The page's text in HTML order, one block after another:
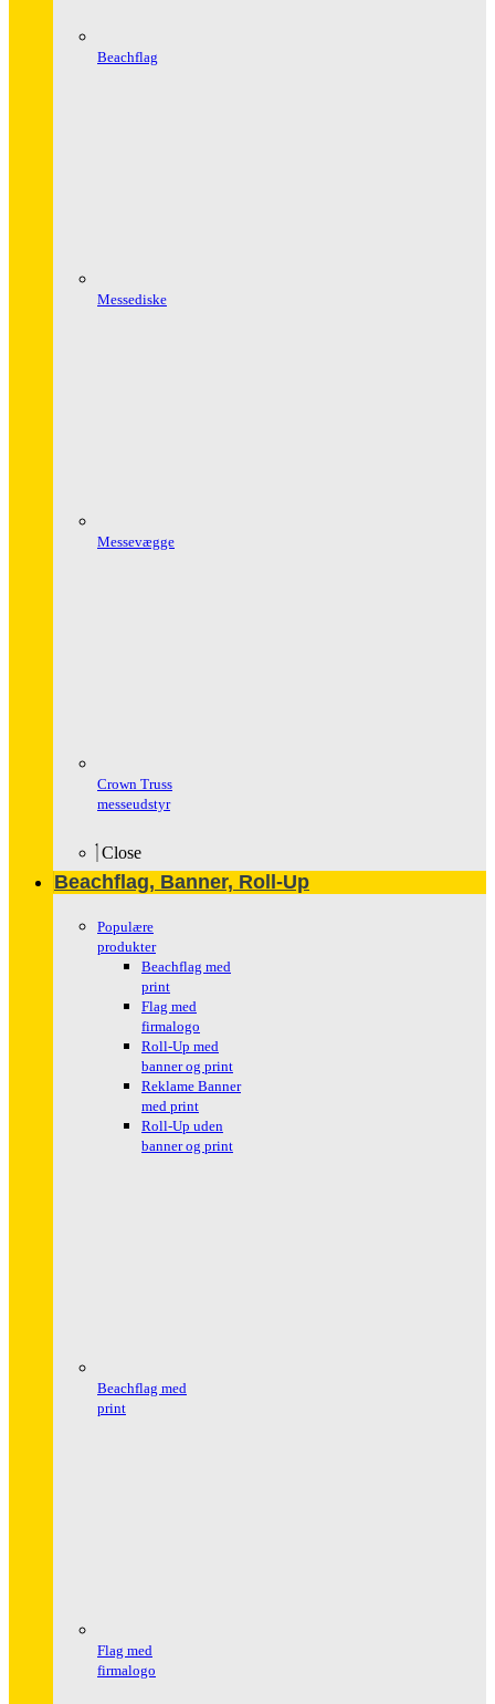
Beachflag
Messediske
Messevægge
Crown Truss
messeudstyr
Close
Beachflag, Banner, Roll-Up
Populære
produkter
Beachflag med
print
Flag med
firmalogo
Roll-Up med
banner og print
Reklame Banner
med print
Roll-Up uden
banner og print
Beachflag med
print
Flag med
firmalogo